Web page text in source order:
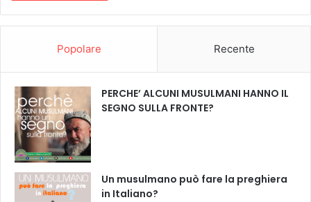
Popolare Recente
PERCHE’ ALCUNI MUSULMANI HANNO IL
SEGNO SULLA FRONTE?
Un musulmano può fare la preghiera
in Italiano?